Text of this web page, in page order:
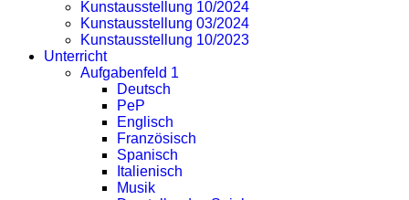
Kunstausstellung 10/2024
Kunstausstellung 03/2024
Kunstausstellung 10/2023
Unterricht
Aufgabenfeld 1
Deutsch
PeP
Englisch
Französisch
Spanisch
Italienisch
Musik